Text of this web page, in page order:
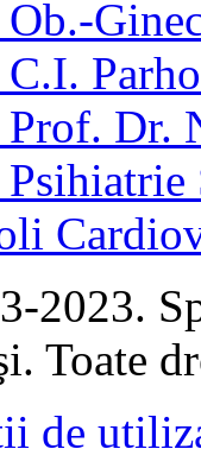
Dr.
2023.
Toate
de